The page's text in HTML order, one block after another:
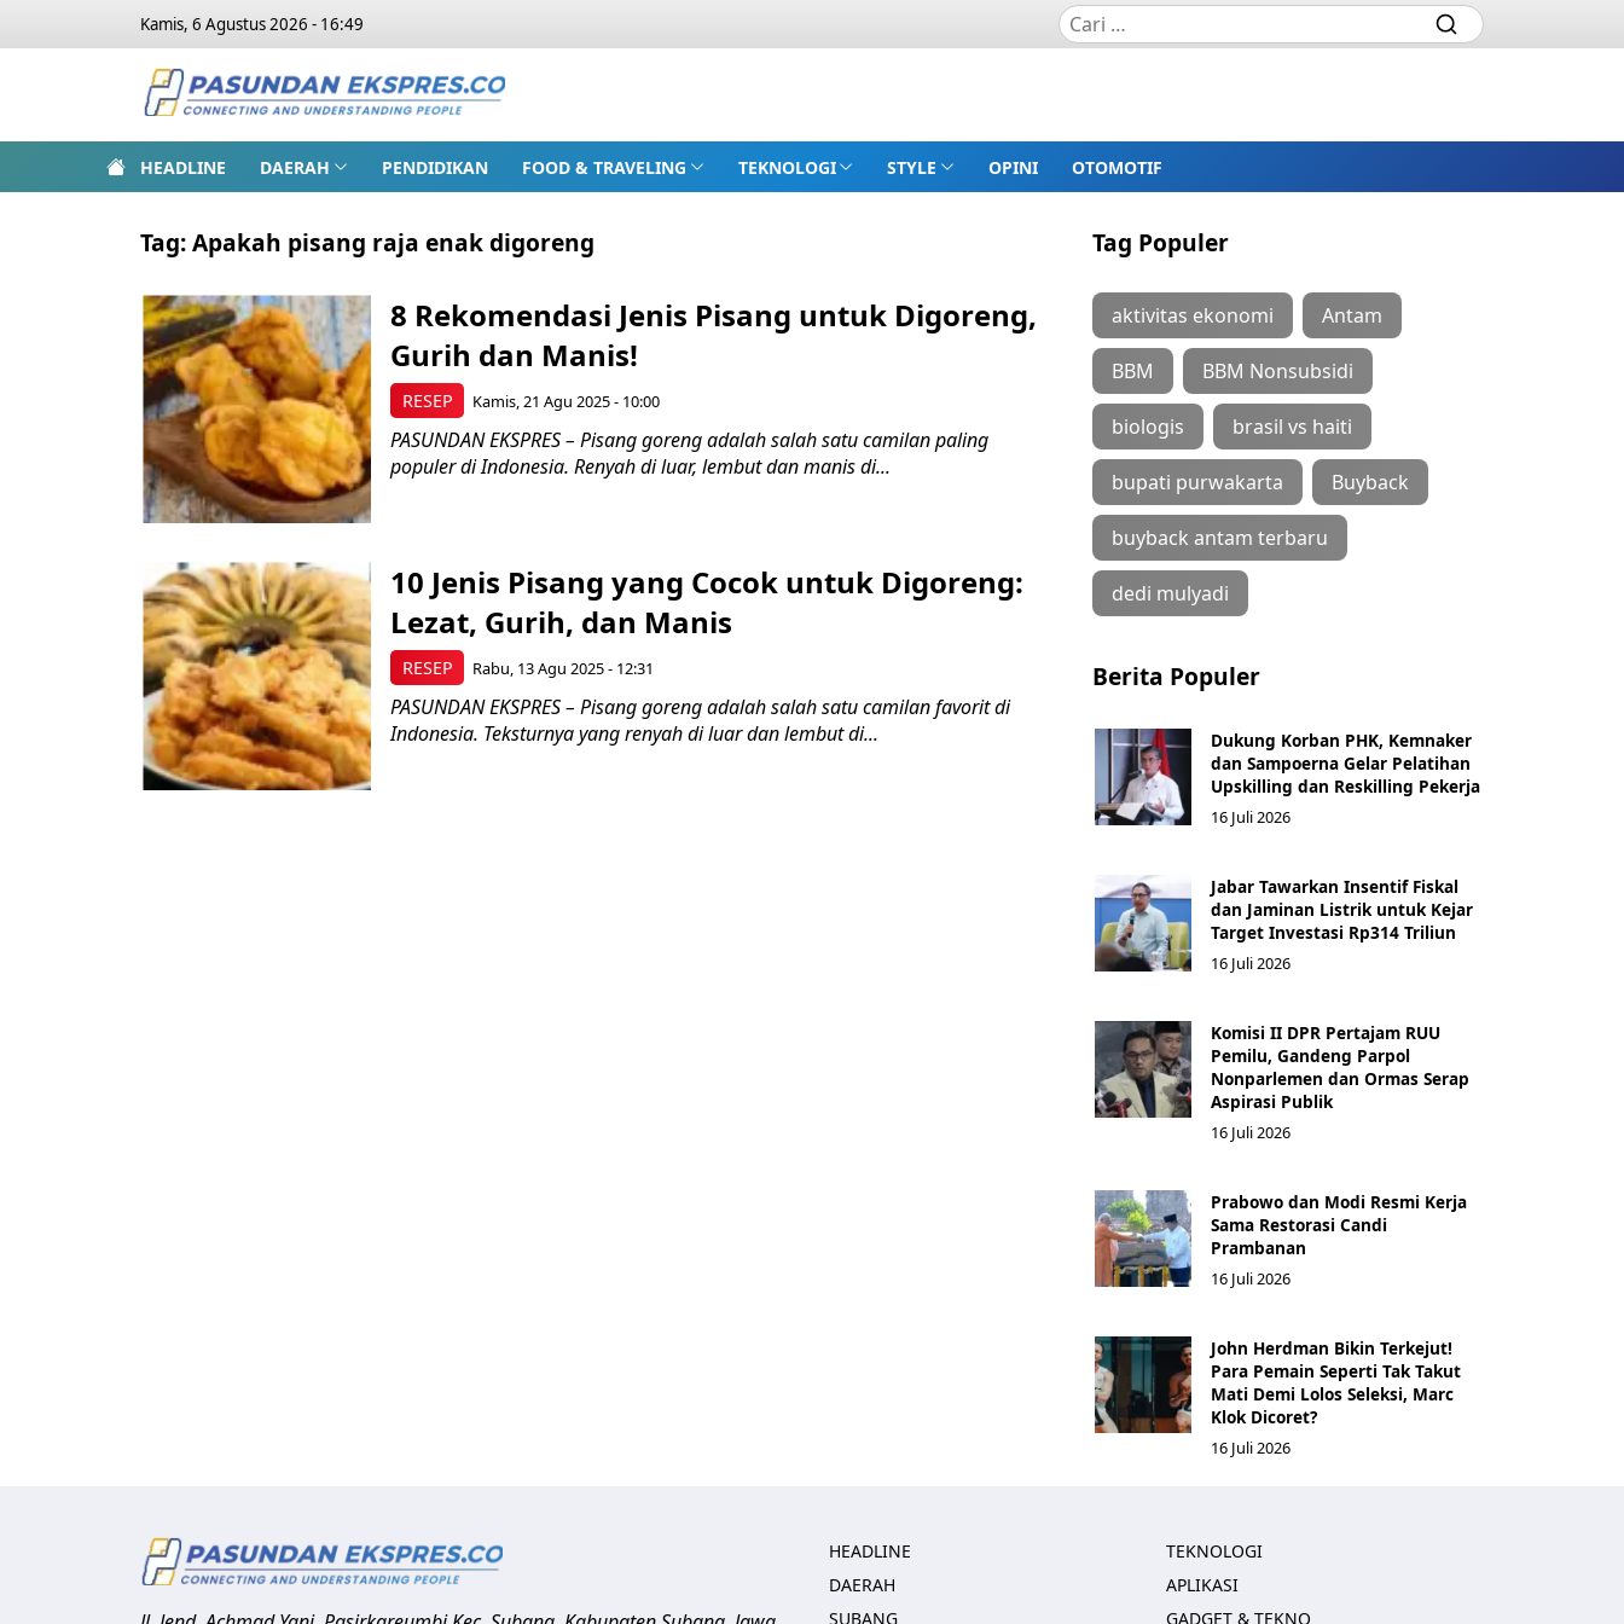
Kamis, 6 Agustus 2026 - 16:49
HEADLINE DAERAH PENDIDIKAN FOOD & TRAVELING TEKNOLOGI STYLE OPINI OTOMOTIF
Tag:Apakah pisang raja enak digoreng
RESEP
8 Rekomendasi Jenis Pisang untuk Digoreng,
Gurih dan Manis!
Kamis, 21 Agu 2025 - 10:00
PASUNDAN EKSPRES – Pisang goreng adalah salah satu camilan paling
populer di Indonesia. Renyah di luar, lembut dan manis di...
RESEP
10 Jenis Pisang yang Cocok untuk Digoreng:
Lezat, Gurih, dan Manis
Rabu, 13 Agu 2025 - 12:31
PASUNDAN EKSPRES – Pisang goreng adalah salah satu camilan favorit di
Indonesia. Teksturnya yang renyah di luar dan lembut di...
Tag Populer
aktivitas ekonomi Antam
BBM BBM Nonsubsidi
biologis brasil vs haiti
bupati purwakarta Buyback
buyback antam terbaru
dedi mulyadi
Berita Populer
Dukung Korban PHK, Kemnaker
dan Sampoerna Gelar Pelatihan
Upskilling dan Reskilling Pekerja
16 Juli 2026
Jabar Tawarkan Insentif Fiskal
dan Jaminan Listrik untuk Kejar
Target Investasi Rp314 Triliun
16 Juli 2026
Komisi II DPR Pertajam RUU
Pemilu, Gandeng Parpol
Nonparlemen dan Ormas Serap
Aspirasi Publik
16 Juli 2026
Prabowo dan Modi Resmi Kerja
Sama Restorasi Candi
Prambanan
16 Juli 2026
John Herdman Bikin Terkejut!
Para Pemain Seperti Tak Takut
Mati Demi Lolos Seleksi, Marc
Klok Dicoret?
16 Juli 2026
HEADLINE
DAERAH
SUBANG
TEKNOLOGI
APLIKASI
GADGET & TEKNO